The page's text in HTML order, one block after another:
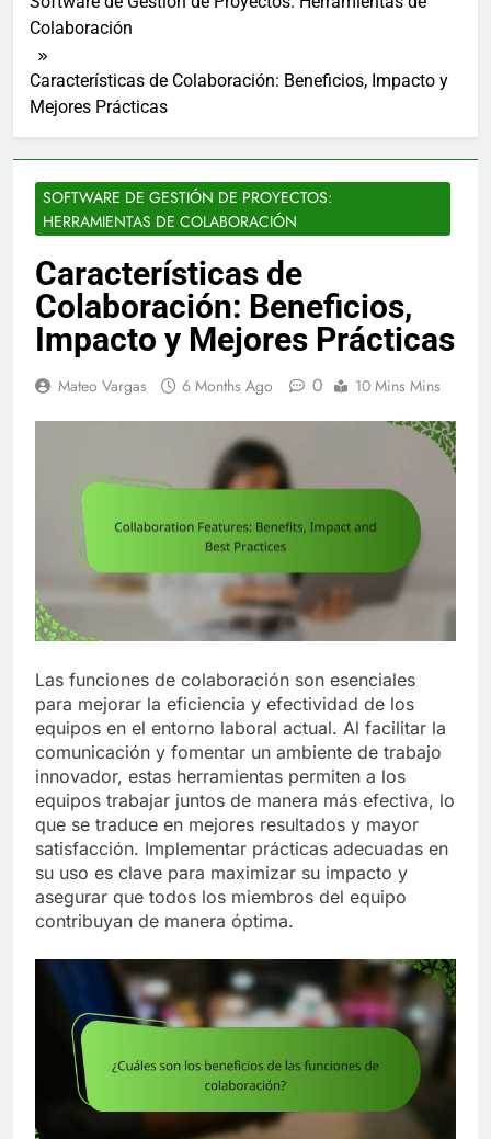
Colaboración
Características de Colaboración: Beneficios, Impacto y
Mejores Prácticas
SOFTWARE DE GESTIÓN DE PROYECTOS:
HERRAMIENTAS DE COLABORACIÓN
Características de
Colaboración: Beneficios,
Impacto y Mejores Prácticas
Mateo Vargas 6 Months Ago 0 10 Mins Mins
Las funciones de colaboración son esenciales
para mejorar la eficiencia y efectividad de los
equipos en el entorno laboral actual. Al facilitar la
comunicación y fomentar un ambiente de trabajo
innovador, estas herramientas permiten a los
equipos trabajar juntos de manera más efectiva, lo
que se traduce en mejores resultados y mayor
satisfacción. Implementar prácticas adecuadas en
su uso es clave para maximizar su impacto y
asegurar que todos los miembros del equipo
contribuyan de manera óptima.